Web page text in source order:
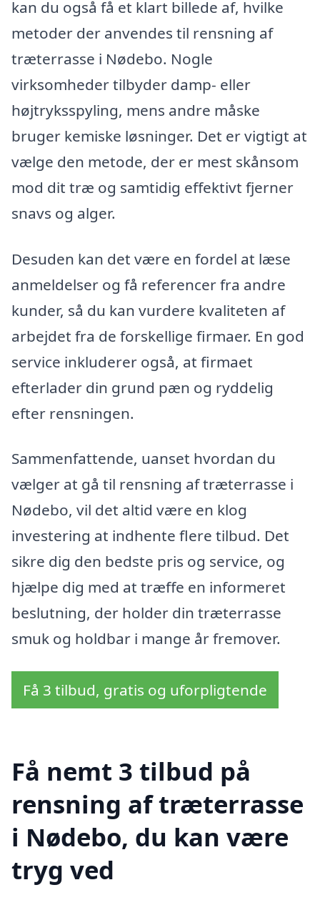
kan du også få et klart billede af, hvilke
metoder der anvendes til rensning af
træterrasse i Nødebo. Nogle
virksomheder tilbyder damp- eller
højtryksspyling, mens andre måske
bruger kemiske løsninger. Det er vigtigt at
vælge den metode, der er mest skånsom
mod dit træ og samtidig effektivt fjerner
snavs og alger.
Desuden kan det være en fordel at læse
anmeldelser og få referencer fra andre
kunder, så du kan vurdere kvaliteten af
arbejdet fra de forskellige firmaer. En god
service inkluderer også, at firmaet
efterlader din grund pæn og ryddelig
efter rensningen.
Sammenfattende, uanset hvordan du
vælger at gå til rensning af træterrasse i
Nødebo, vil det altid være en klog
investering at indhente flere tilbud. Det
sikre dig den bedste pris og service, og
hjælpe dig med at træffe en informeret
beslutning, der holder din træterrasse
smuk og holdbar i mange år fremover.
Få 3 tilbud, gratis og uforpligtende
Få nemt 3 tilbud på
rensning af træterrasse
i Nødebo, du kan være
tryg ved